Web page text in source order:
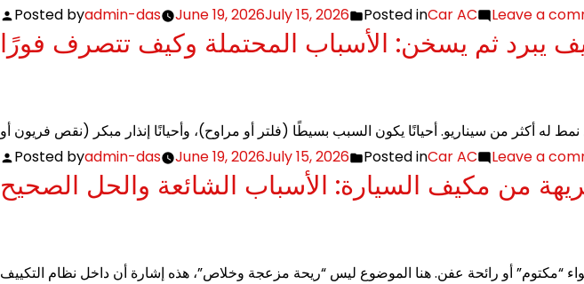
Posted byadmin-das June 19, 2026July 15, 2026 Posted inCar AC Leave a
يبرد ثم يسخن: الأسباب المحتملة وكيف تتصرف فورًا
Posted byadmin-das June 19, 2026July 15, 2026 Posted inCar AC Leave a
من مكيف السيارة: الأسباب الشائعة والحل الصحيح